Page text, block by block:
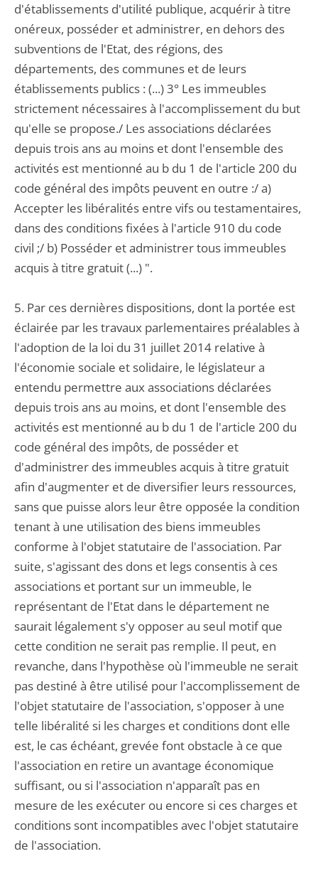
d'établissements d'utilité publique, acquérir à titre
onéreux, posséder et administrer, en dehors des
subventions de l'Etat, des régions, des
départements, des communes et de leurs
établissements publics : (...) 3° Les immeubles
strictement nécessaires à l'accomplissement du but
qu'elle se propose./ Les associations déclarées
depuis trois ans au moins et dont l'ensemble des
activités est mentionné au b du 1 de l'article 200 du
code général des impôts peuvent en outre :/ a)
Accepter les libéralités entre vifs ou testamentaires,
dans des conditions fixées à l'article 910 du code
civil ;/ b) Posséder et administrer tous immeubles
acquis à titre gratuit (...) ".
5. Par ces dernières dispositions, dont la portée est
éclairée par les travaux parlementaires préalables à
l'adoption de la loi du 31 juillet 2014 relative à
l'économie sociale et solidaire, le législateur a
entendu permettre aux associations déclarées
depuis trois ans au moins, et dont l'ensemble des
activités est mentionné au b du 1 de l'article 200 du
code général des impôts, de posséder et
d'administrer des immeubles acquis à titre gratuit
afin d'augmenter et de diversifier leurs ressources,
sans que puisse alors leur être opposée la condition
tenant à une utilisation des biens immeubles
conforme à l'objet statutaire de l'association. Par
suite, s'agissant des dons et legs consentis à ces
associations et portant sur un immeuble, le
représentant de l'Etat dans le département ne
saurait légalement s'y opposer au seul motif que
cette condition ne serait pas remplie. Il peut, en
revanche, dans l'hypothèse où l'immeuble ne serait
pas destiné à être utilisé pour l'accomplissement de
l'objet statutaire de l'association, s'opposer à une
telle libéralité si les charges et conditions dont elle
est, le cas échéant, grevée font obstacle à ce que
l'association en retire un avantage économique
suffisant, ou si l'association n'apparaît pas en
mesure de les exécuter ou encore si ces charges et
conditions sont incompatibles avec l'objet statutaire
de l'association.